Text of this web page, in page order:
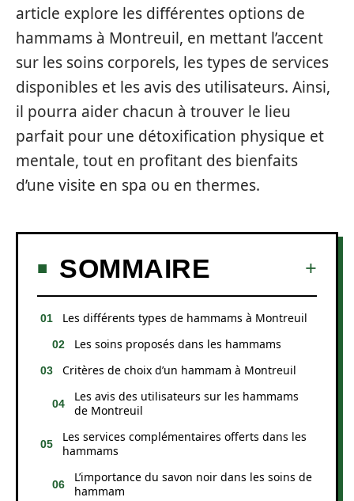
article explore les différentes options de
hammams à Montreuil, en mettant l’accent
sur les soins corporels, les types de services
disponibles et les avis des utilisateurs. Ainsi,
il pourra aider chacun à trouver le lieu
parfait pour une détoxification physique et
mentale, tout en profitant des bienfaits
d’une visite en spa ou en thermes.
SOMMAIRE
Les différents types de hammams à Montreuil
Les soins proposés dans les hammams
Critères de choix d’un hammam à Montreuil
Les avis des utilisateurs sur les hammams
de Montreuil
Les services complémentaires offerts dans les
hammams
L’importance du savon noir dans les soins de
hammam